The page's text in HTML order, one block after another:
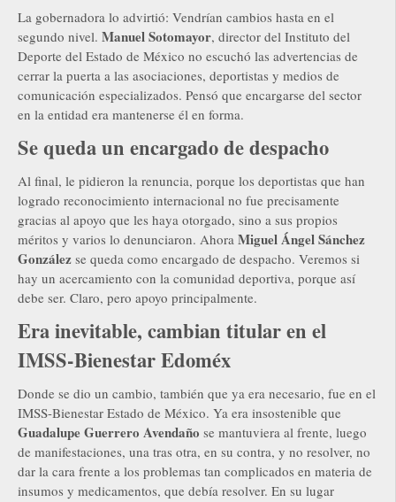
La gobernadora lo advirtió: Vendrían cambios hasta en el
segundo nivel. Manuel Sotomayor, director del Instituto del
Deporte del Estado de México no escuchó las advertencias de
cerrar la puerta a las asociaciones, deportistas y medios de
comunicación especializados. Pensó que encargarse del sector
en la entidad era mantenerse él en forma.
Se queda un encargado de despacho
Al final, le pidieron la renuncia, porque los deportistas que han
logrado reconocimiento internacional no fue precisamente
gracias al apoyo que les haya otorgado, sino a sus propios
méritos y varios lo denunciaron. Ahora Miguel Ángel Sánchez
González se queda como encargado de despacho. Veremos si
hay un acercamiento con la comunidad deportiva, porque así
debe ser. Claro, pero apoyo principalmente.
Era inevitable, cambian titular en el
IMSS-Bienestar Edoméx
Donde se dio un cambio, también que ya era necesario, fue en el
IMSS-Bienestar Estado de México. Ya era insostenible que
Guadalupe Guerrero Avendaño se mantuviera al frente, luego
de manifestaciones, una tras otra, en su contra, y no resolver, no
dar la cara frente a los problemas tan complicados en materia de
insumos y medicamentos, que debía resolver. En su lugar